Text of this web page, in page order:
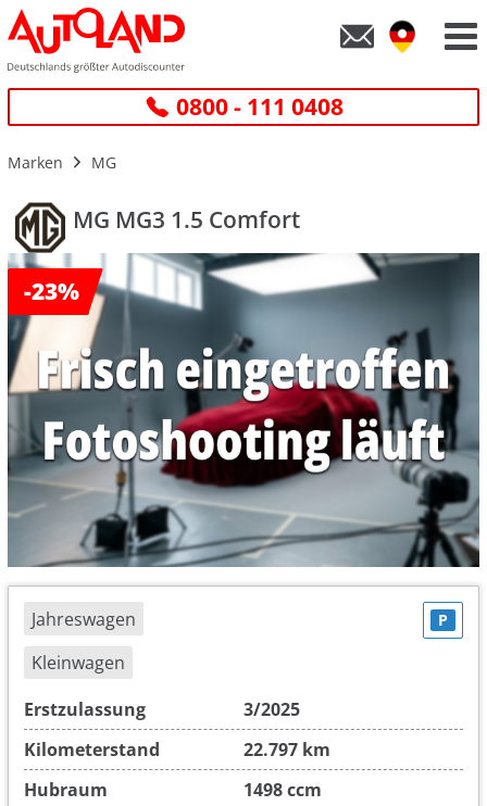
0800 - 111 0408
Marken MG
MG MG3 1.5 Comfort
-23%
Jahreswagen
Kleinwagen
P
Erstzulassung
3/2025
Kilometerstand
22.797 km
Hubraum
1498 ccm